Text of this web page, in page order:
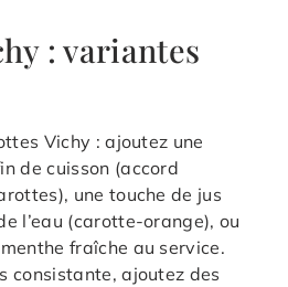
: variantes
Vichy : ajoutez une
de cuisson (accord
une touche de jus
l’eau (carotte-orange), ou
fraîche au service.
consistante, ajoutez des